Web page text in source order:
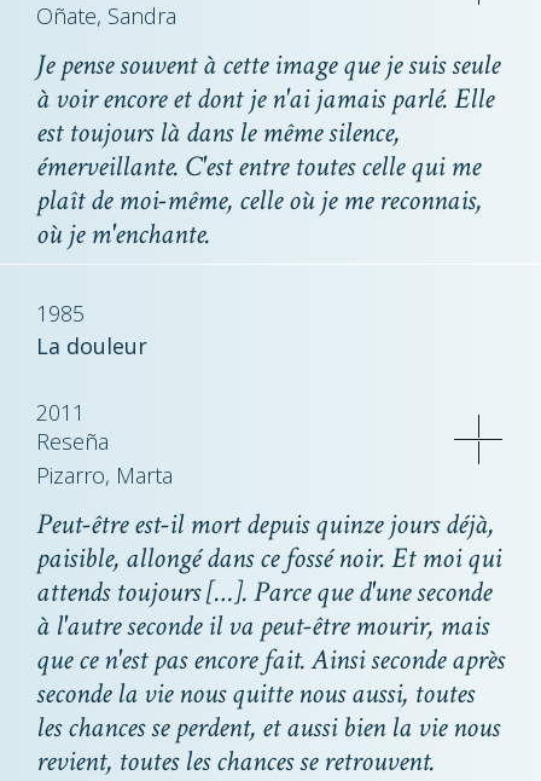
Oñate, Sandra
Je pense souvent à cette image que je suis seule
à voir encore et dont je n'ai jamais parlé. Elle
est toujours là dans le même silence,
émerveillante. C'est entre toutes celle qui me
plaît de moi-même, celle où je me reconnais,
où je m'enchante.
1985
La douleur
2011
Reseña
Pizarro, Marta
Peut-être est-il mort depuis quinze jours déjà,
paisible, allongé dans ce fossé noir. Et moi qui
attends toujours […]. Parce que d'une seconde
à l'autre seconde il va peut-être mourir, mais
que ce n'est pas encore fait. Ainsi seconde après
seconde la vie nous quitte nous aussi, toutes
les chances se perdent, et aussi bien la vie nous
revient, toutes les chances se retrouvent.